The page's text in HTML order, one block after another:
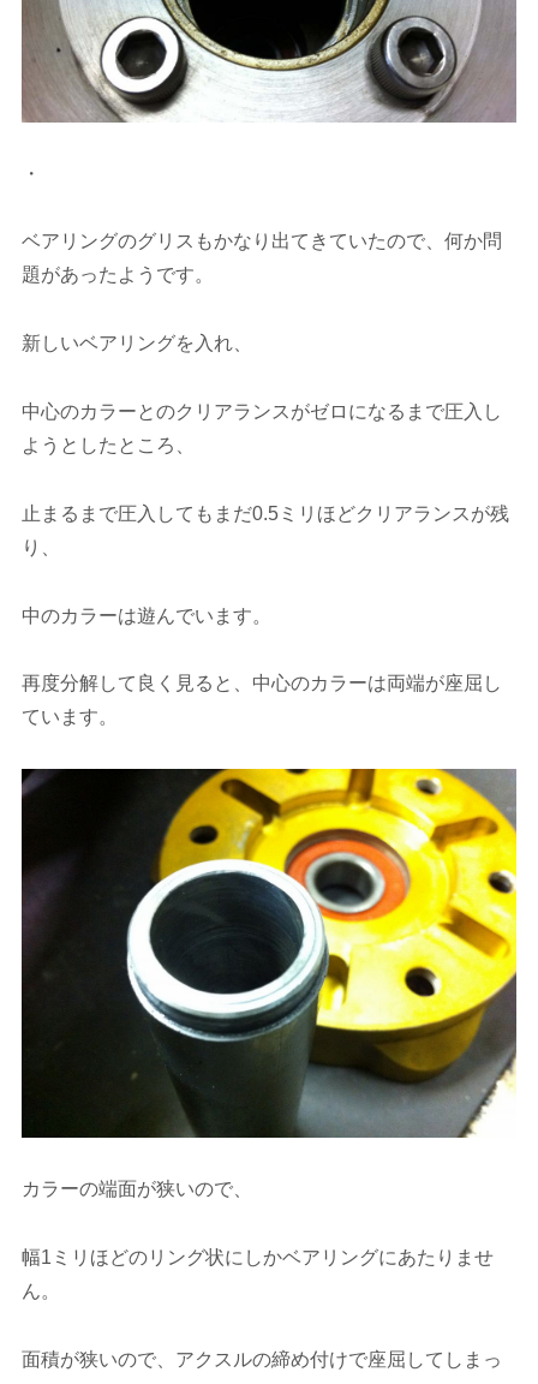
・
ベアリングのグリスもかなり出てきていたので、何か問
題があったようです。
新しいベアリングを入れ、
中心のカラーとのクリアランスがゼロになるまで圧入し
ようとしたところ、
止まるまで圧入してもまだ0.5ミリほどクリアランスが残
り、
中のカラーは遊んでいます。
再度分解して良く見ると、中心のカラーは両端が座屈し
ています。
カラーの端面が狭いので、
幅1ミリほどのリング状にしかベアリングにあたりませ
ん。
面積が狭いので、アクスルの締め付けで座屈してしまっ